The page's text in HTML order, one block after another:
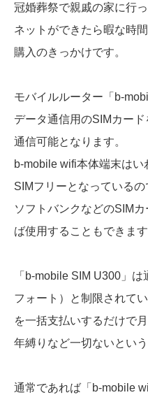
冠婚葬祭で親戚の家に行
ネットができたら暇な時
購入のきっかけです。
モバイルルーター「b-
データ通信用のSIMカー
通信可能となります。
b-mobile wifi本体端末は
SIMフリーとなっている
ソフトバンクなどのSIM
ば使用することもできます
「b-mobile SIM U300」
フォート）と制限されて
を一括支払いするだけで
年縛りなど一切ないとい
通常であれば「b-mobile